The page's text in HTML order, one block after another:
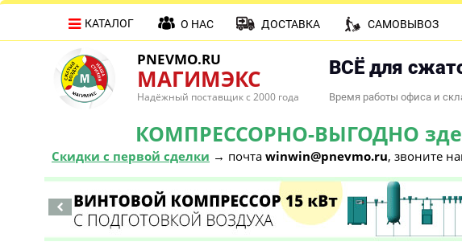
PNEVMO.RU
МАГИМЭКС
Надёжный поставщик с 2000 года
ВСЁ для
Время работы офиса и
КОМПРЕССОРНО-ВЫГОДНО
Скидки с первой сделки → почта winwin@pnevmo.ru, звоните
КАТАЛОГ О НАС ДОСТАВКА САМОВЫВОЗ